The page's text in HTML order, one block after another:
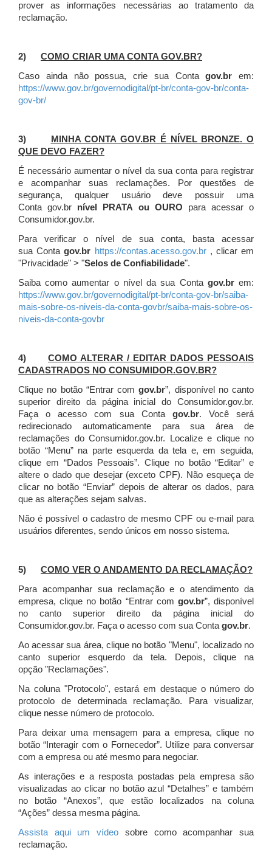
prover as informações necessárias ao tratamento da
reclamação.
2) COMO CRIAR UMA CONTA GOV.BR?
Caso ainda não possua, crie sua Contagov.br em:
https://www.gov.br/governodigital/pt-br/conta-gov-br/conta-
gov-br/
3)
MINHA CONTA GOV.BR É NÍVEL BRONZE. O
QUE DEVO FAZER?
É necessário aumentar o nível da sua conta para registrar
e acompanhar suas reclamações. Por questões de
segurança, qualquer usuário deve possuir uma
Conta gov.br nível PRATA ou OURO para acessar o
Consumidor.gov.br.
Para verificar o nível de sua conta, basta acessar
sua Contagov.br https://contas.acesso.gov.br, clicar em
"Privacidade" > "Selos de Confiabilidade".
Saiba como aumentar o nível da sua Conta gov.brem:
https://www.gov.br/governodigital/pt-br/conta-gov-br/saiba-
mais-sobre-os-niveis-da-conta-govbr/saiba-mais-sobre-os-
niveis-da-conta-govbr
4) COMO ALTERAR / EDITAR DADOS PESSOAIS
CADASTRADOS NO CONSUMIDOR.GOV.BR?
Clique no botão “Entrar comgov.br”, disponível no canto
superior direito da página inicial do Consumidor.gov.br.
Faça o acesso com sua Conta gov.br. Você será
redirecionado automaticamente para sua área de
reclamações do Consumidor.gov.br.
Localize e clique no
botão “Menu” na parte esquerda da tela e, em seguida,
clique em “Dados Pessoais”. Clique no botão “Editar” e
altere o dado que desejar (exceto CPF). Não esqueça de
clicar no botão “Enviar” depois de alterar os dados, para
que as alterações sejam salvas.
Não é possível o cadastro de mesmo CPF ou e-mail para
usuários diferentes, sendo únicos em nosso sistema.
5) COMO VER O ANDAMENTO DA RECLAMAÇÃO?
Para acompanhar sua reclamação e o atendimento da
empresa, clique no botão “Entrar com gov.br”, disponível
no canto superior direito da página inicial do
Consumidor.gov.br. Faça o acesso com sua Contagov.br.
Ao acessar sua área, clique no botão "Menu", localizado no
canto superior esquerdo da tela. Depois, clique na
opção "Reclamações".
Na coluna "Protocolo", estará em destaque o número do
protocolo de determinada reclamação. Para visualizar,
clique nesse número de protocolo.
Para deixar uma mensagem para a empresa, clique no
botão “Interagir com o Fornecedor”. Utilize para conversar
com a empresa ou até mesmo para negociar.
As interações e a resposta postadas pela empresa são
visualizadas ao clicar no botão azul “Detalhes” e também
no botão “Anexos”, que estão localizados na coluna
“Ações” dessa mesma página.
Assista aqui um vídeo sobre como acompanhar sua
reclamação.